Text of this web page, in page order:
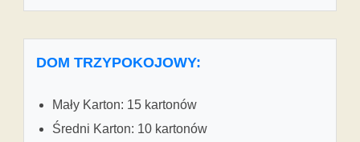
DOM TRZYPOKOJOWY:
Mały Karton: 15 kartonów
Średni Karton: 10 kartonów